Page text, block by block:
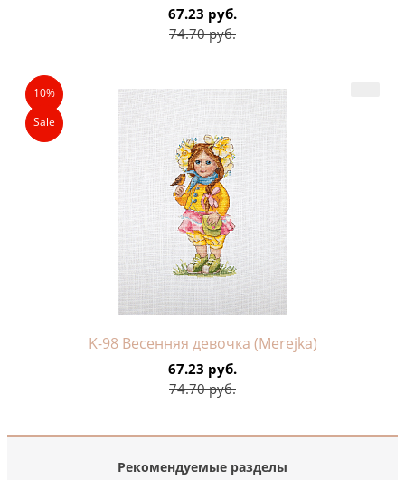
67.23 руб.
74.70 руб.
10%
Sale
K-98 Весенняя девочка (Merejka)
67.23 руб.
74.70 руб.
Рекомендуемые разделы